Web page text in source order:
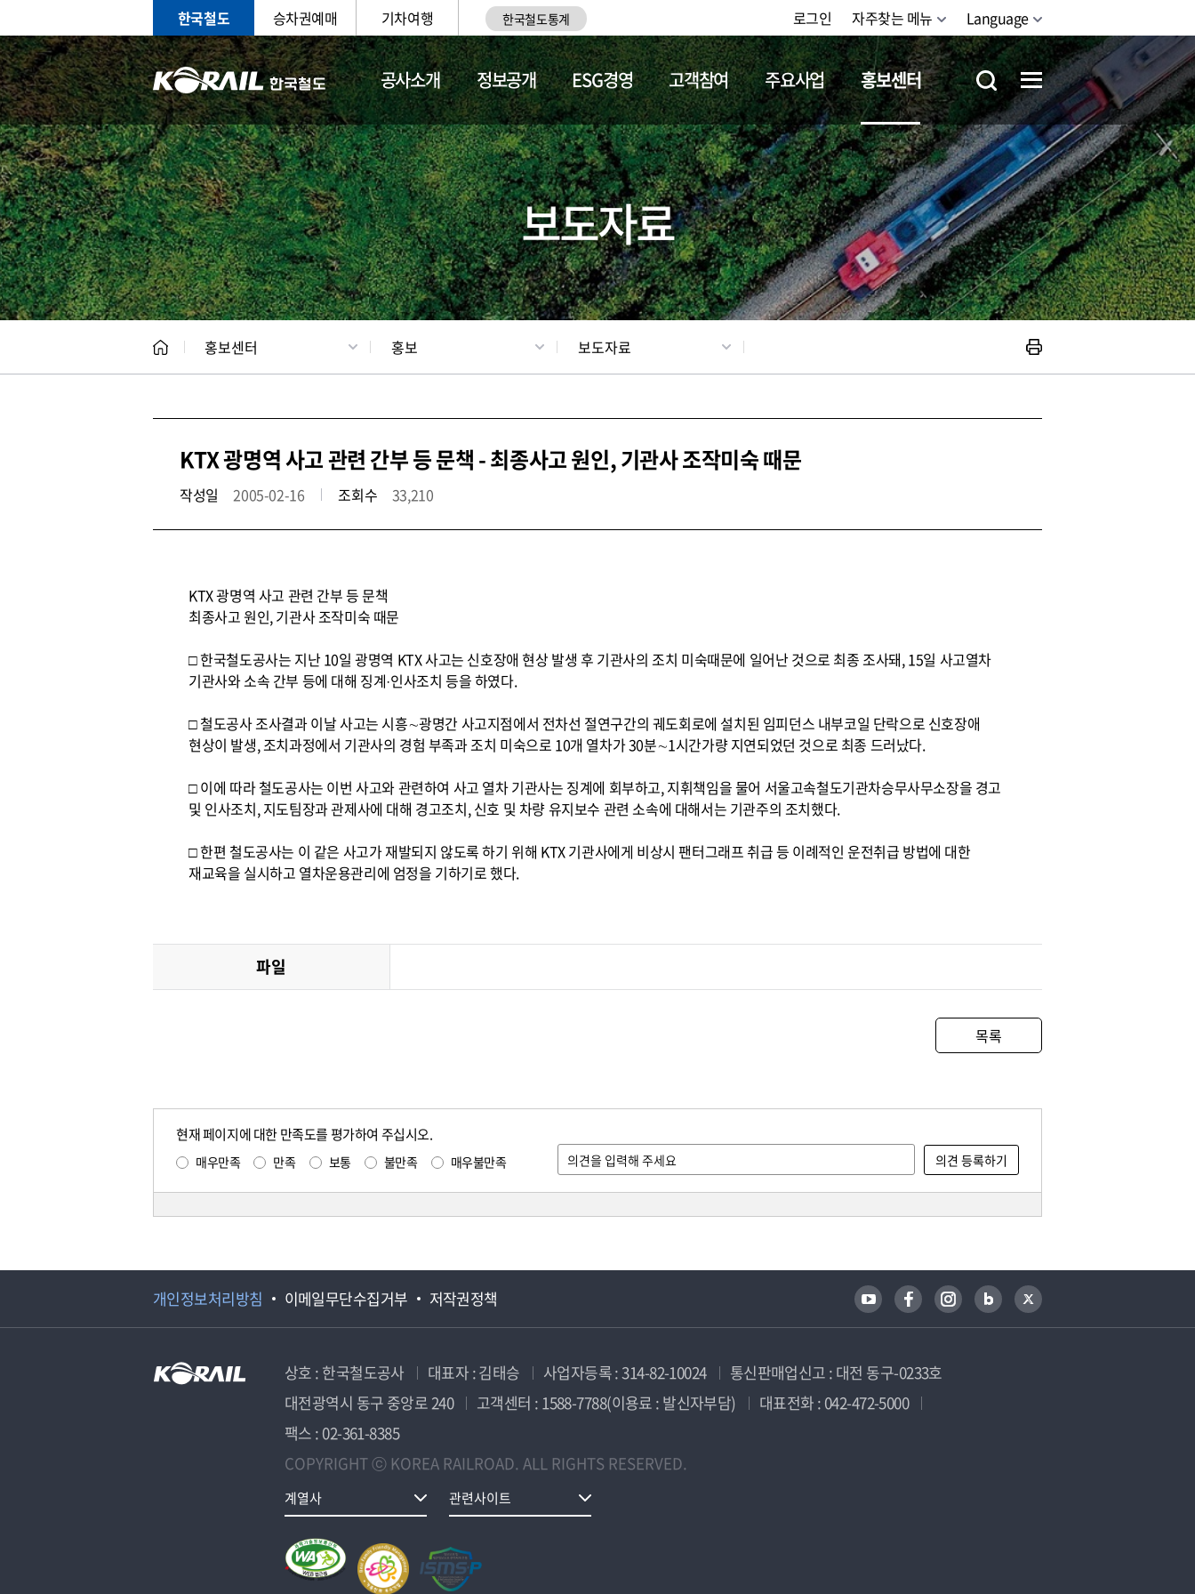
한국철도 승차권예매 기차여행 한국철도통계 로그인 자주찾는 메뉴 Language
공사소개 정보공개 ESG경영 고객참여 주요사업 홍보센터
홍보 문화사업 갤러리 기차소개 철도체험
보도자료
홍보센터 홍보 보도자료
KTX 광명역 사고 관련 간부 등 문책 - 최종사고 원인, 기관사 조작미숙 때문
작성일 2005-02-16 조회수 33,210
KTX 광명역 사고 관련 간부 등 문책
최종사고 원인, 기관사 조작미숙 때문
□ 한국철도공사는 지난 10일 광명역 KTX 사고는 신호장애 현상 발생 후 기관사의 조치 미숙때문에 일어난 것으로 최종 조사돼, 15일 사고열차
기관사와 소속 간부 등에 대해 징계·인사조치 등을 하였다.
□ 철도공사 조사결과 이날 사고는 시흥∼광명간 사고지점에서 전차선 절연구간의 궤도회로에 설치된 임피던스 내부코일 단락으로 신호장애
현상이 발생, 조치과정에서 기관사의 경험 부족과 조치 미숙으로 10개 열차가 30분∼1시간가량 지연되었던 것으로 최종 드러났다.
□ 이에 따라 철도공사는 이번 사고와 관련하여 사고 열차 기관사는 징계에 회부하고, 지휘책임을 물어 서울고속철도기관차승무사무소장을 경고
및 인사조치, 지도팀장과 관제사에 대해 경고조치, 신호 및 차량 유지보수 관련 소속에 대해서는 기관주의 조치했다.
□ 한편 철도공사는 이 같은 사고가 재발되지 않도록 하기 위해 KTX 기관사에게 비상시 팬터그래프 취급 등 이례적인 운전취급 방법에 대한
재교육을 실시하고 열차운용관리에 엄정을 기하기로 했다.
파일
목록
현재 페이지에 대한 만족도를 평가하여 주십시오.
매우만족 만족 보통 불만족 매우불만족
개인정보처리방침 이메일무단수집거부 저작권정책
상호 : 한국철도공사 대표자 : 김태승 사업자등록 : 314-82-10024
통신판매업신고 : 대전 동구-0233호
대전광역시 동구 중앙로 240
고객센터 : 1588-7788(이용료 : 발신자부담)
대표전화 : 042-472-5000
팩스 : 02-361-8385
COPYRIGHT ⓒ KOREA RAILROAD. ALL RIGHTS RESERVED.
계열사 관련사이트